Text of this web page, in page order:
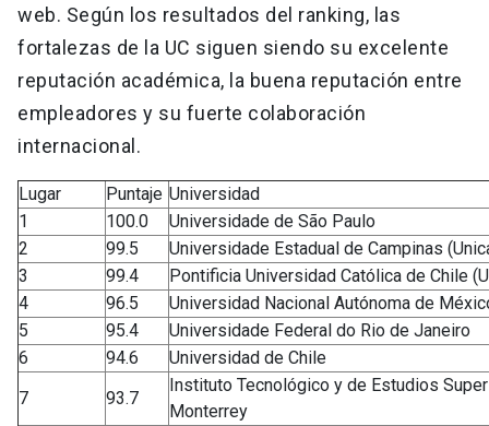
web. Según los resultados del ranking, las
fortalezas de la UC siguen siendo su excelente
reputación académica, la buena reputación entre
empleadores y su fuerte colaboración
internacional.
Lugar Puntaje Universidad
1
100.0
Universidade de São Paulo
2
99.5
Universidade Estadual de Campinas
3
99.4
Pontificia Universidad Católica de Chile
4
96.5
Universidad Nacional Autónoma de
5
95.4
Universidade Federal do Rio de Janeiro
6
94.6
Universidad de Chile
7
93.7
Instituto Tecnológico y de Estudios
Monterrey